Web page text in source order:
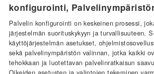
konfigurointi,
Palvelin konfigurointi on keskeinen prosessi,
järjestelmän suorituskykyyn ja turvallisuuteen.
käyttöjärjestelmän asetukset,
sekä palvelinympäristön valinnan, jotka kaikki
tehokkaan ja luotettavan palvelinratkaisun
Oikeiden asetusten ja valintojen tekeminen